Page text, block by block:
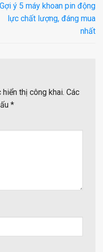
Gợi ý 5 máy khoan pin động
lực chất lượng, đáng mua
nhất
thị công khai. Các
*